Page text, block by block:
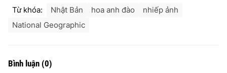
Từ khóa: Nhật Bản hoa anh đào
nhiếp ảnh
National Geographic
Bình luận (0)